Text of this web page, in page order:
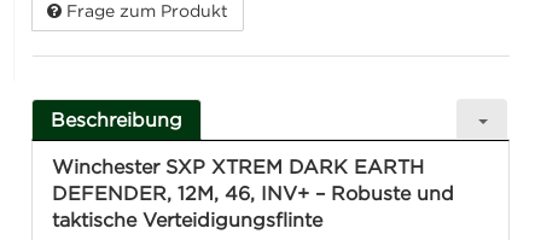
Frage zum Produkt
Beschreibung
Winchester SXP XTREM DARK EARTH
DEFENDER, 12M, 46, INV+ – Robuste und
taktische Verteidigungsflinte